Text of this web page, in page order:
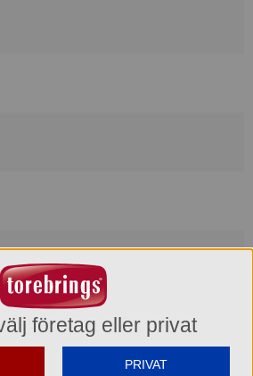
företag eller privat
PRIVAT